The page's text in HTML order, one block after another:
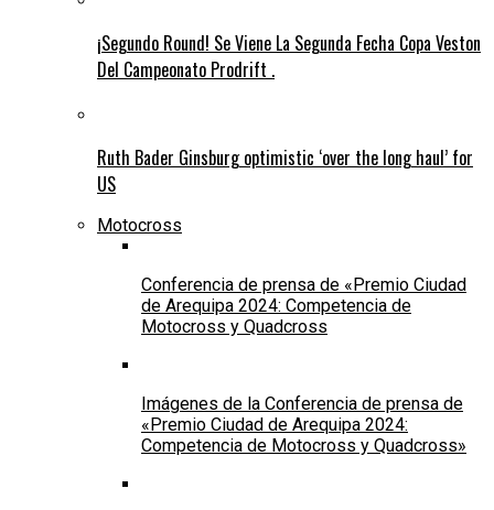
¡Segundo Round! Se Viene La Segunda Fecha Copa Veston
Del Campeonato Prodrift .
Ruth Bader Ginsburg optimistic ‘over the long haul’ for
US
Motocross
Conferencia de prensa de «Premio Ciudad
de Arequipa 2024: Competencia de
Motocross y Quadcross
Imágenes de la Conferencia de prensa de
«Premio Ciudad de Arequipa 2024:
Competencia de Motocross y Quadcross»